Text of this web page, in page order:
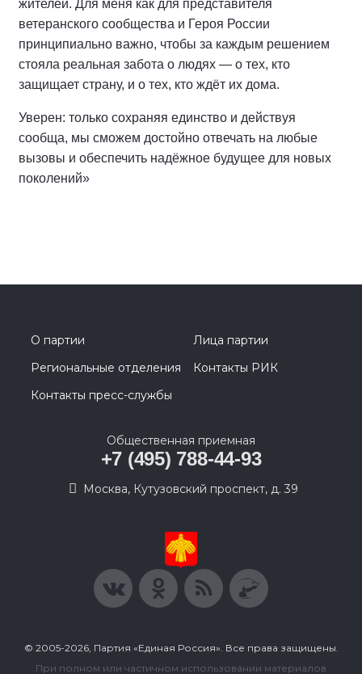
жителей. Для меня как для представителя
ветеранского сообщества и Героя России
принципиально важно, чтобы за каждым решением
стояла реальная забота о людях — о тех, кто
защищает страну, и о тех, кто ждёт их дома.
Уверен: только сохраняя единство и действуя
сообща, мы сможем достойно отвечать на любые
вызовы и обеспечить надёжное будущее для новых
поколений»
О партии
Лица партии
Региональные отделения
Контакты РИК
Контакты пресс-службы
Общественная приемная
+7 (495) 788-44-93
Москва, Кутузовский проспект, д. 39
© 2005-2026, Партия «Единая Россия». Все права защищены.
При полном или частичном использовании материалов